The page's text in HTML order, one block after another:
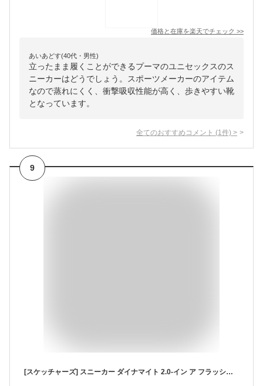
価格と在庫を楽天でチェック >>
あいあどす(40代・男性)
立ったまま履くことができるプーマのユニセックスのス
ニーカーはどうでしょう。スポーツメーカーのアイテム
なので蒸れにくく、衝撃吸収性能が高く、歩きやすい靴
となっています。
全てのおすすめコメント (1 件) >
9
[スケッチャーズ] スニーカー ダイナマイト 2.0-イン ア フラッシュ レディース BKHP 25.0 cm